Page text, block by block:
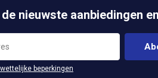
nieuwste aanbiedingen
beperkingen